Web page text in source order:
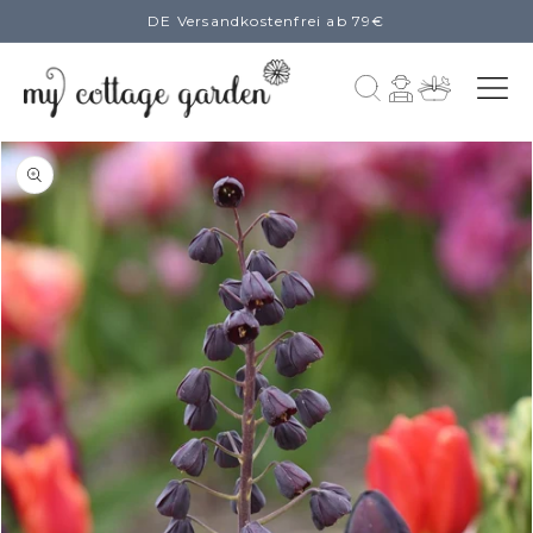
Inhalt
DE Versandkostenfrei ab 79€
Einloggen
Warenkorb